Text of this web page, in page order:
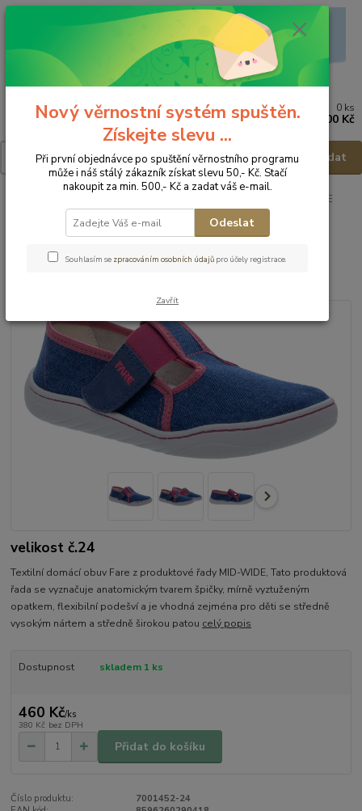
Menu
Hledat
0 ks
0,00 Kč
FARE
MID-WIDE Domácí obuv 7001452 - vel.24
FARE MID-WIDE Domácí obuv
7001452 - vel.24
velikost č.24
Textilní domácí obuv Fare z produktové řady MID-WIDE, Tato produktová
řada se vyznačuje anatomickým tvarem špičky, mírně vyztuženým
opatkem, flexibilní podešví a je vhodná zejména pro děti se středně
vysokým nártem a středně širokou patou celý popis
Dostupnost skladem 1 ks
460 Kč/ks
380 Kč bez DPH
Přidat do košíku
Číslo produktu:
7001452-24
Nový věrnostní systém spuštěn.
Získejte slevu ...
Při první objednávce po spuštění věrnostního programu
může i náš stálý zákazník získat slevu 50,- Kč. Stačí
nakoupit za min. 500,- Kč a zadat váš e-mail.
Odeslat
Souhlasím se zpracováním osobních údajů pro účely registrace.
Zavřít